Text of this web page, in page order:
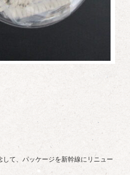
して、パッケージを新幹線にリニュー